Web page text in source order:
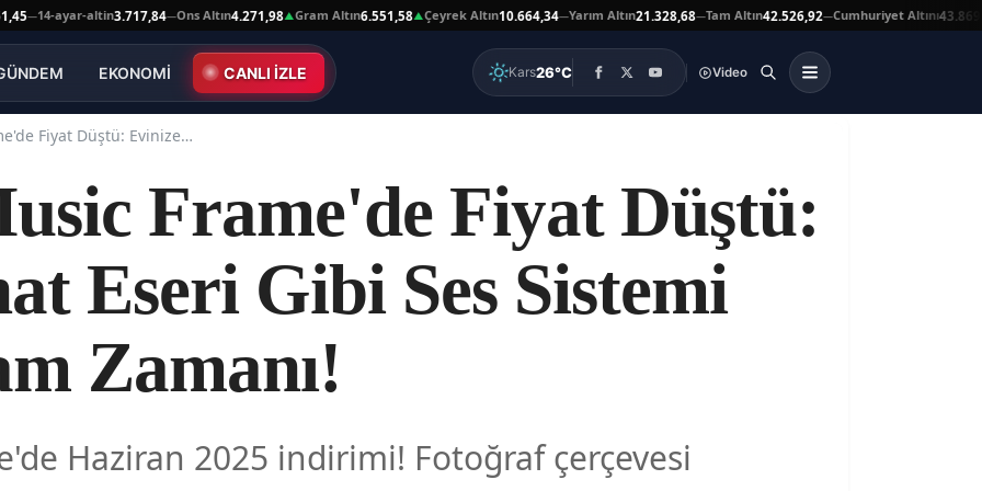
14-ayar-altin3.717,84—Ons Altın 4.271,98▲ Gram Altın 6.551,58▲ Çeyrek Altın 10.664,34—Yarım Altın 21.328,68—Tam Altın 42.526,92—Cumhuriyet Altını43.869,00
EKONOMİ CANLI İZLE Kars26°C Video
Samsung Music Frame'de Fiyat Düştü: Evinize Sanat Eseri Gibi Ses Sistemi Almanın Tam Zamanı!
Frame'de Fiyat Düştü:
Eseri Gibi Ses Sistemi
Zamanı!
Haziran 2025 indirimi! Fotoğraf çerçevesi